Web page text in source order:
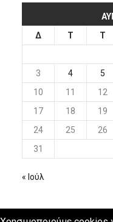
Δ
Τ Τ
3
4 5
10
11 12
17
18 19
24
25 26
31
« Ιούλ